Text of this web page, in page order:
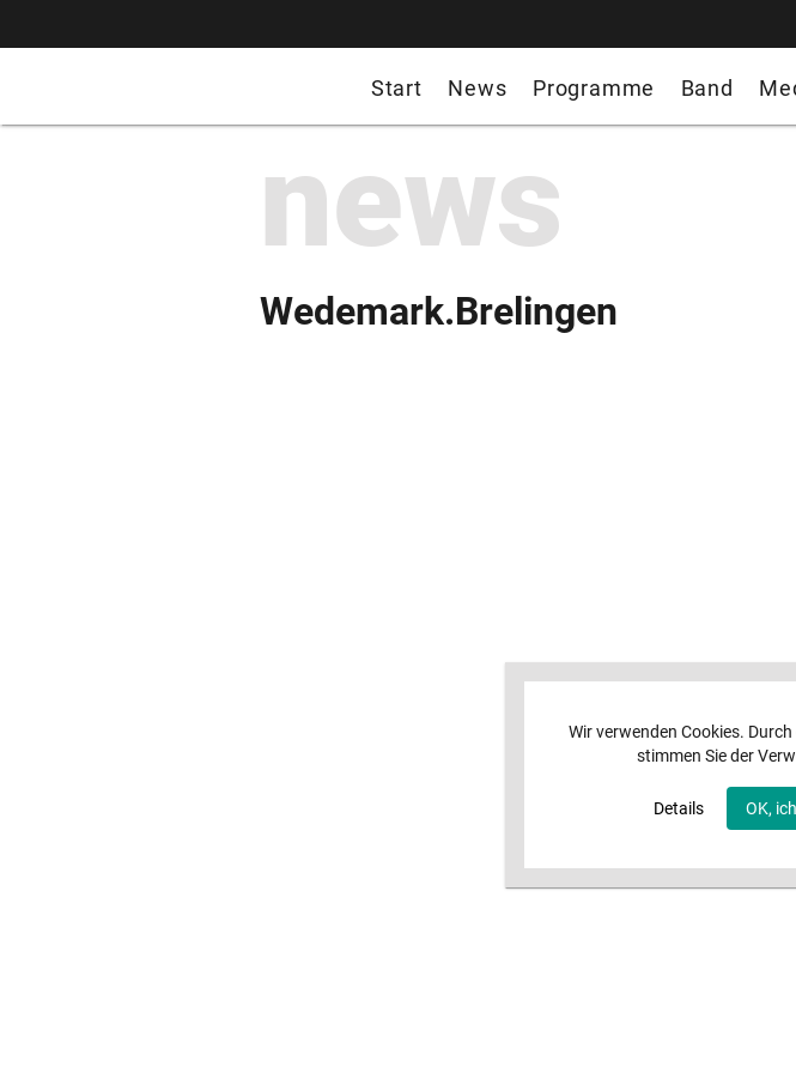
Start News Programme Band
Wir verwenden Cookies.
stimmen Sie der
Details OK,
news
Wedemark.Brelingen